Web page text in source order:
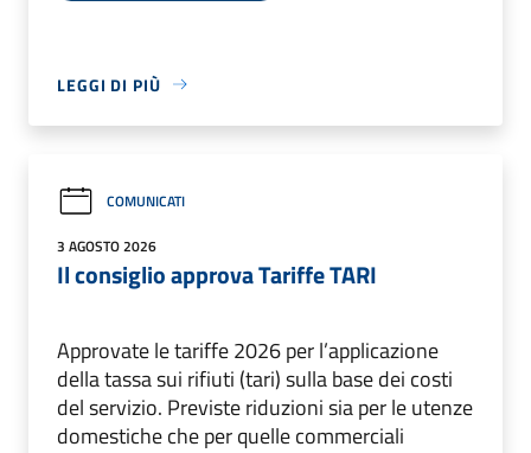
LEGGI DI PIÙ
COMUNICATI
3 AGOSTO 2026
Il consiglio approva Tariffe TARI
Approvate le tariffe 2026 per l’applicazione
della tassa sui rifiuti (tari) sulla base dei costi
del servizio. Previste riduzioni sia per le utenze
domestiche che per quelle commerciali